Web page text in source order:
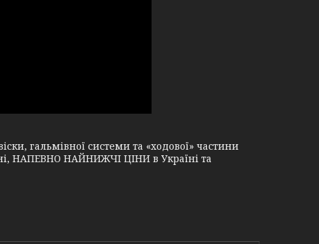
гальмівної системи та «ходової» частини
НАПЕВНО НАЙНИЖЧІ ЦІНИ в Україні та